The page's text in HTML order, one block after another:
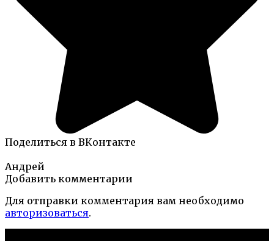
Поделиться в ВКонтакте
Андрей
Добавить комментарии
Для отправки комментария вам необходимо
авторизоваться.